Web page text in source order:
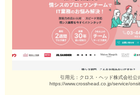
引用元：クロス・ヘッド株式会社公
https://www.crosshead.co.jp/service/